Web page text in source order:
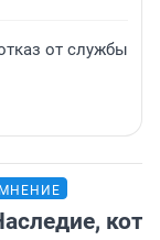
от службы
МНЕНИЕ